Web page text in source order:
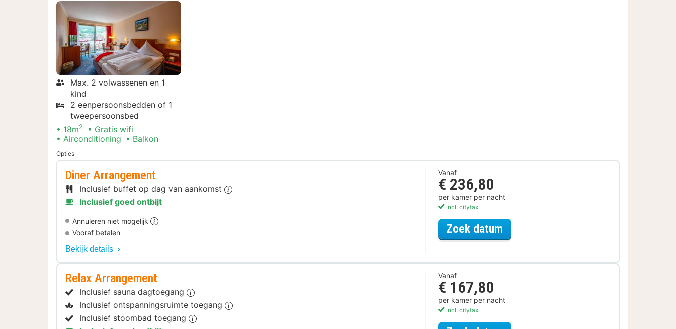
Max. 2 volwassenen en 1
kind
2 eenpersoonsbedden of 1
tweepersoonsbed
18m2
Gratis wifi
Airconditioning
Balkon
Opties
Diner Arrangement
Inclusief buffet op dag van aankomst
Inclusief goed ontbijt
Annuleren niet mogelijk
Vooraf betalen
Bekijk details
Vanaf
€ 236,80
per kamer per nacht
incl. citytax
Zoek datum
Relax Arrangement
Inclusief sauna dagtoegang
Inclusief ontspanningsruimte toegang
Inclusief stoombad toegang
Vanaf
€ 167,80
per kamer per nacht
incl. citytax